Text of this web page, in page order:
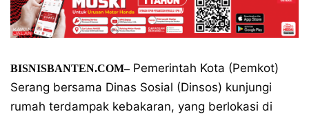
BISNISBANTEN.COM–Pemerintah Kota (Pemkot)
Serang bersama Dinas Sosial (Dinsos) kunjungi
rumah terdampak kebakaran, yang berlokasi di